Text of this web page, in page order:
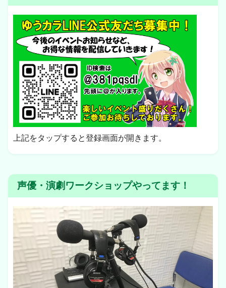
上記をタップすると登録画面が開きます。
声優・演劇ワークショップやってます！